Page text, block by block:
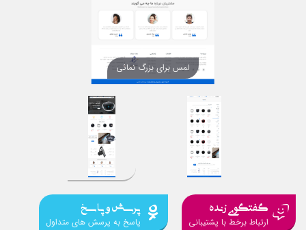
لمس برای بزرگ نمائی
گفتگوی زنده
ارتباط برخط با پشتیبانی
پرسش و پاسخ
پاسخ به پرسش های متداول